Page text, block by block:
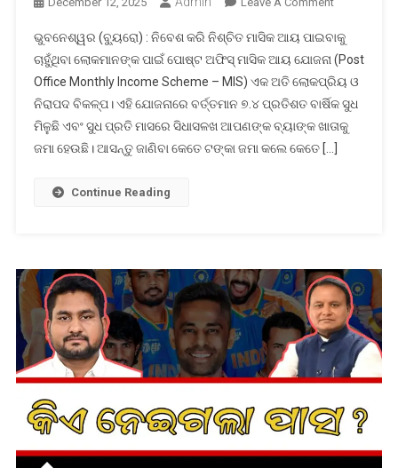
ଲକ୍ଷ
ଦିଅନ୍ତୁ
ମିଳିବ
ମାସିକ
୫,୫୦୦
ରୁ
ଭୁବନେଶ୍ୱର (ବ୍ୟୁରୋ) : ନିବେଶ କରି ନିଶ୍ଚିତ ମାସିକ ଆୟ ପାଇବାକୁ
ଚାହୁଁଥିବା ଲୋକମାନଙ୍କ ପାଇଁ ପୋଷ୍ଟ ଅଫିସ୍ ମାସିକ ଆୟ ଯୋଜନା (Post
Office Monthly Income Scheme – MIS) ଏକ ଅତି ଲୋକପ୍ରିୟ ଓ
ନିରାପଦ ବିକଳ୍ପ। ଏହି ଯୋଜନାରେ ବର୍ତ୍ତମାନ ୭.୪ ପ୍ରତିଶତ ବାର୍ଷିକ ସୁଧ
ମିଳୁଛି ଏବଂ ସୁଧ ପ୍ରତି ମାସରେ ସିଧାସଳଖ ଆପଣଙ୍କ ବ୍ୟାଙ୍କ ଖାତାକୁ
ଜମା ହେଉଛି। ଆସନ୍ତୁ ଜାଣିବା କେତେ ଟଙ୍କା ଜମା କଲେ କେତେ […]
Continue Reading